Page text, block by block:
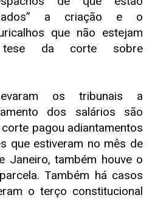
a criação e o
que não estejam
tese da corte sobre
os tribunais a
dos salários são
pagou adiantamentos
que estiveram no mês de
Janeiro, também houve o
Também há casos
o terço constitucional